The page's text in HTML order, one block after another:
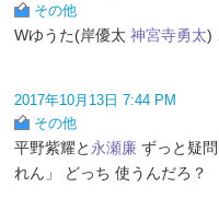
その他
Wゆうた(岸優太 神宮寺勇太)
2017年10月13日 7:44 PM
その他
平野紫耀と 永瀬廉 ずっと疑
れん」 どっち 使うんだろ？